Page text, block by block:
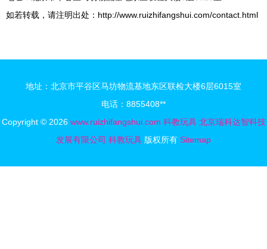
如若转载，请注明出处：http://www.ruizhifangshui.com/contact.html
地址：北京市平谷区马坊物流基地东区联检大楼6层6015室
电话：8855408**
Copyright © 2026 www.ruizhifangshui.com 科教玩具 北京瑞科达智科技
发展有限公司 科教玩具 版权所有 Sitemap